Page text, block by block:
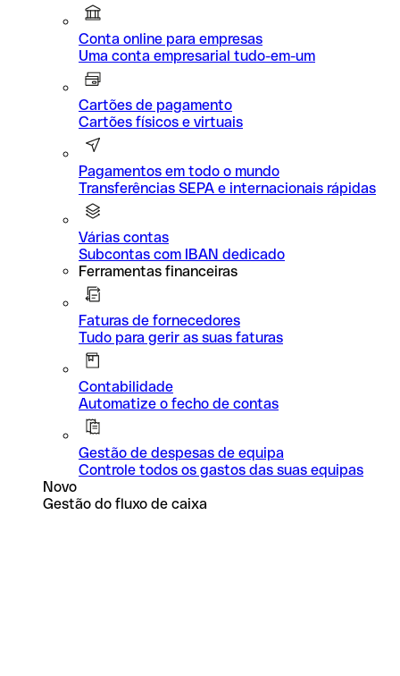
Conta online para empresas
Uma conta empresarial tudo-em-um
Cartões de pagamento
Cartões físicos e virtuais
Pagamentos em todo o mundo
Transferências SEPA e internacionais rápidas
Várias contas
Subcontas com IBAN dedicado
Ferramentas financeiras
Faturas de fornecedores
Tudo para gerir as suas faturas
Contabilidade
Automatize o fecho de contas
Gestão de despesas de equipa
Controle todos os gastos das suas equipas
Novo
Gestão do fluxo de caixa